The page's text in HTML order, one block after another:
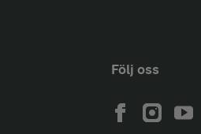
Följ oss